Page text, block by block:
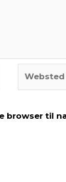
browser til